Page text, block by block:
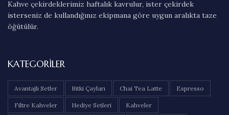
Kahve çekirdeklerimiz haftalık kavrulur, ister çekirdek
isterseniz de kullandığınız ekipmana göre uygun aralıkta taze
öğütülür.
KATEGORILER
Avantajlı Setler Bitki Çayları Chai Tea Latte Espresso
Filtre Kahveler Hediye Setleri Kahveler